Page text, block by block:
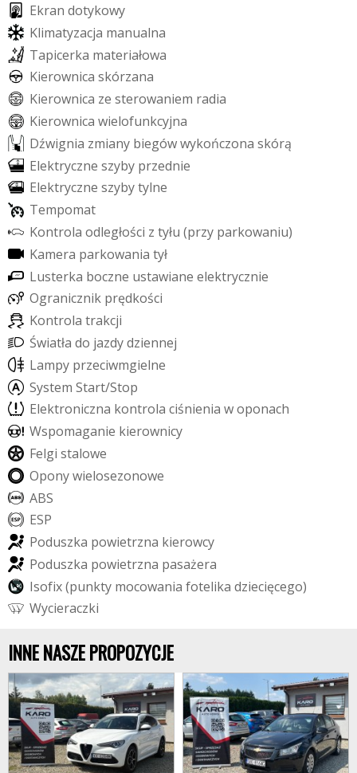
Ekran dotykowy
Klimatyzacja manualna
Tapicerka materiałowa
Kierownica skórzana
Kierownica ze sterowaniem radia
Kierownica wielofunkcyjna
Dźwignia zmiany biegówwykończona skórą
Elektryczne szyby przednie
Elektryczne szybytylne
Tempomat
Kontrola odległości z tyłu (przy parkowaniu)
Kamera parkowania tył
Lusterka boczne ustawiane elektrycznie
Ogranicznik prędkości
Kontrola trakcji
Światła do jazdydziennej
Lampy przeciwmgielne
System Start/Stop
Elektroniczna kontrola ciśnienia woponach
Wspomaganie kierownicy
Felgi stalowe
Oponywielosezonowe
ABS
ESP
Poduszka powietrzna kierowcy
Poduszka powietrzna pasażera
Isofix(punkty mocowania fotelika dziecięcego)
Wycieraczki
INNE NASZE PROPOZYCJE